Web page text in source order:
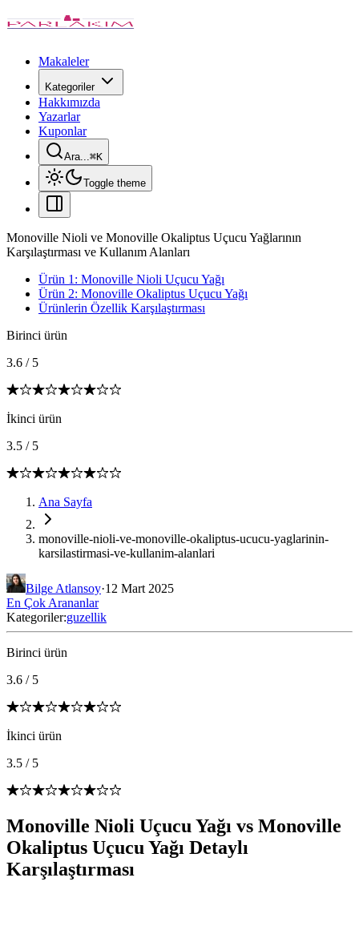
Makaleler
Kategoriler
Hakkımızda
Yazarlar
Kuponlar
Ara...⌘K
Toggle theme
Monoville Nioli ve Monoville Okaliptus Uçucu Yağlarının
Karşılaştırması ve Kullanım Alanları
Ürün 1: Monoville Nioli Uçucu Yağı
Ürün 2: Monoville Okaliptus Uçucu Yağı
Ürünlerin Özellik Karşılaştırması
Birinci ürün
3.6 / 5
İkinci ürün
3.5 / 5
Ana Sayfa
monoville-nioli-ve-monoville-okaliptus-ucucu-yaglarinin-
karsilastirmasi-ve-kullanim-alanlari
Bilge Atlansoy·12 Mart 2025
En Çok Arananlar
Kategoriler:guzellik
Birinci ürün
3.6 / 5
İkinci ürün
3.5 / 5
Monoville Nioli Uçucu Yağı vs Monoville
Okaliptus Uçucu Yağı Detaylı
Karşılaştırması